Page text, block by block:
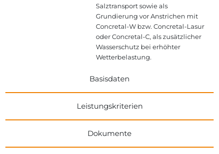
Salztransport sowie als
Grundierung vor Anstrichen mit
Concretal-W bzw. Concretal-Lasur
oder Concretal-C, als zusätzlicher
Wasserschutz bei erhöhter
Wetterbelastung.
Basisdaten
Leistungskriterien
Dokumente